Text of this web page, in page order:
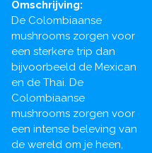
Omschrijving:
De Colombiaanse
mushrooms zorgen voor
een sterkere trip dan
bijvoorbeeld de Mexican
en de Thai. De
Colombiaanse
mushrooms zorgen voor
een intense beleving van
de wereld om je heen,